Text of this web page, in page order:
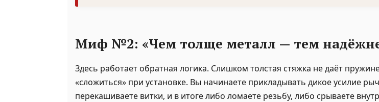
Миф №2: «Чем толще металл — тем
Здесь работает обратная логика. Слишком толстая стяжка не даёт
«сложиться» при установке. Вы начинаете прикладывать дикое усилие
перекашиваете витки, и в итоге либо ломаете резьбу, либо срываете